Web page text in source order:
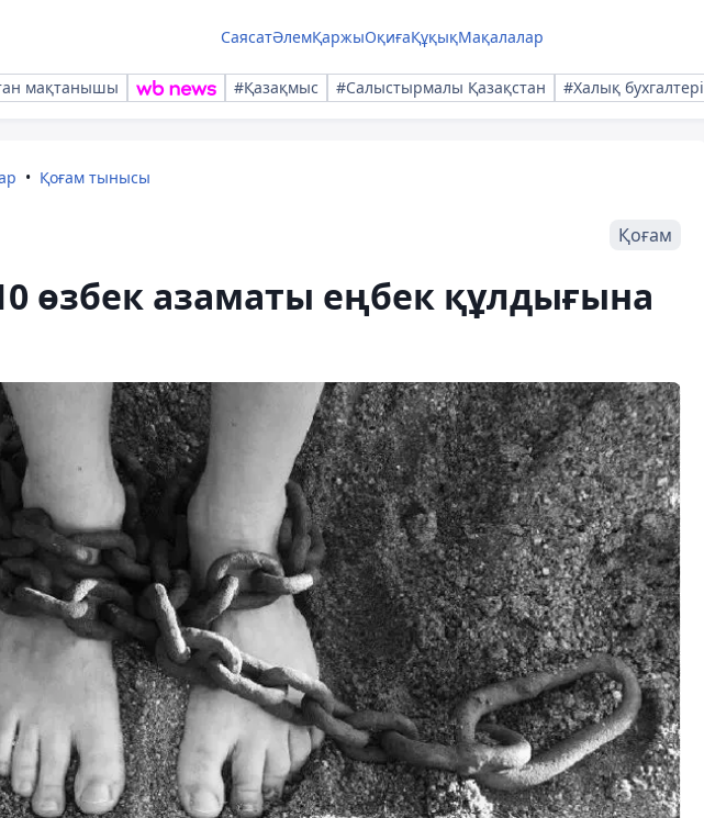
СаясатӘлемҚаржыОқиғаҚұқықМақалалар
мақтанышы #Қазақмыс #Салыстырмалы Қазақстан #Халық бухгалтері
Қоғам тынысы
Қоғам
өзбек азаматы еңбек құлдығына